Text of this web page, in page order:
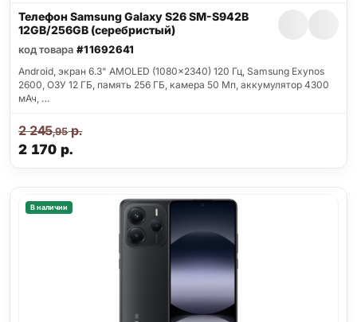
Телефон Samsung Galaxy S26 SM-S942B
12GB/256GB (серебристый)
код товара #11692641
Android, экран 6.3" AMOLED (1080x2340) 120 Гц, Samsung Exynos
2600, ОЗУ 12 ГБ, память 256 ГБ, камера 50 Мп, аккумулятор 4300
мАч, …
2 170 р.
2 245,95р.
В наличии